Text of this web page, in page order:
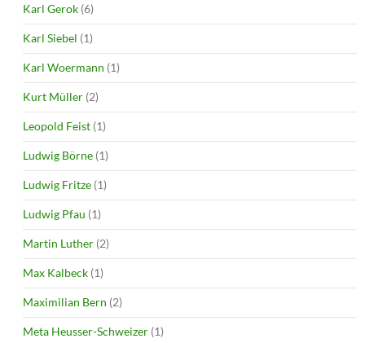
Karl Gerok (6)
Karl Siebel (1)
Karl Woermann (1)
Kurt Müller (2)
Leopold Feist (1)
Ludwig Börne (1)
Ludwig Fritze (1)
Ludwig Pfau (1)
Martin Luther (2)
Max Kalbeck (1)
Maximilian Bern (2)
Meta Heusser-Schweizer (1)